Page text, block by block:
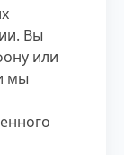
Вы
или
мы